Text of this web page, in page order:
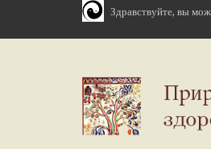
Здравствуйте, вы